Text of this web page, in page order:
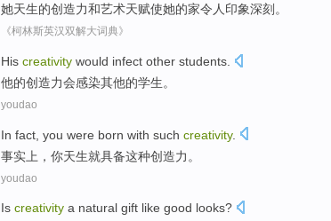
她天生的创造力和艺术天赋使她的家令人 印象深刻。
《柯林斯英汉双解大词典》
His creativity would infect other students
他的创造力会感染其他的学生。
youdao
In fact you were born with such creativity.
事实上 ， 你天生就具备这种创造力 。
youdao
Is creativity a natural gift like good looks?